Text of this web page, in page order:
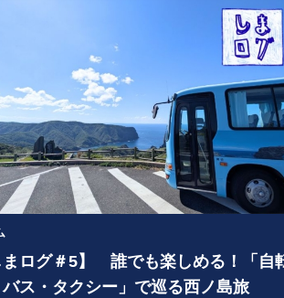
まログ＃5】 誰でも楽しめる！「自
ス・タクシー」で巡る西ノ島旅